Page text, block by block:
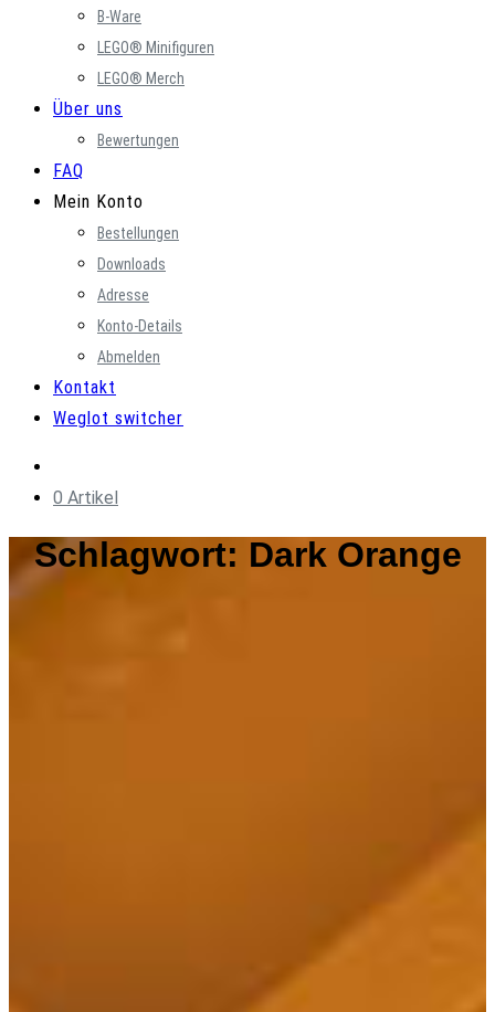
B-Ware
LEGO® Minifiguren
LEGO® Merch
Über uns
Bewertungen
FAQ
Mein Konto
Bestellungen
Downloads
Adresse
Konto-Details
Abmelden
Kontakt
Weglot switcher
0 Artikel
Schlagwort: Dark Orange